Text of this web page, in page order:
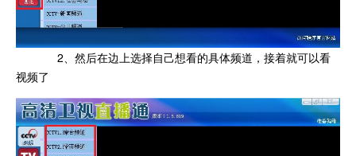
2、然后在边上选择自己想看的具体频道，接着就可以看
视频了